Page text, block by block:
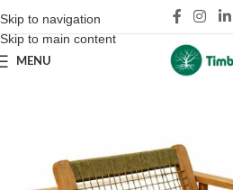
Skip to navigation
Skip to main content
MENU